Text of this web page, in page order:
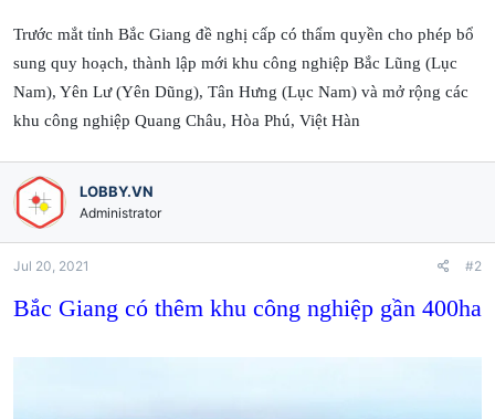
Trước mắt tỉnh Bắc Giang đề nghị cấp có thẩm quyền cho phép bổ
sung quy hoạch, thành lập mới khu công nghiệp Bắc Lũng (Lục
Nam), Yên Lư (Yên Dũng), Tân Hưng (Lục Nam) và mở rộng các
khu công nghiệp Quang Châu, Hòa Phú, Việt Hàn
LOBBY.VN
Administrator
Jul 20, 2021 #2
Bắc Giang có thêm khu công nghiệp gần 400ha